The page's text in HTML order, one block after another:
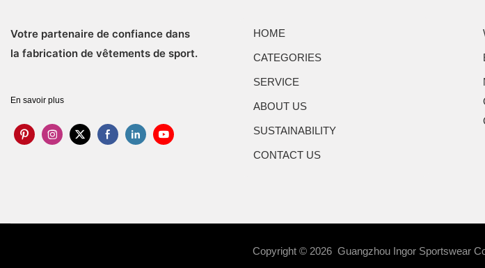
Votre partenaire de confiance dans
la fabrication de vêtements de sport.
En savoir plus
HOME
CATEGORIES
SERVICE
ABOUT US
SUSTAINABILITY
CONTACT US
Copyright © 2026 Guangzhou Ingor Sportswear